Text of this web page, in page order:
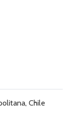
Chile